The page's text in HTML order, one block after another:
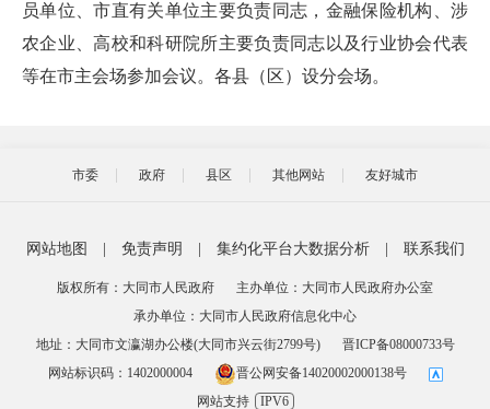
员单位、市直有关单位主要负责同志，金融保险机构、涉
农企业、高校和科研院所主要负责同志以及行业协会代表
等在市主会场参加会议。各县（区）设分会场。
市委 政府 县区 其他网站 友好城市
网站地图 免责声明 集约化平台大数据分析 联系我们
版权所有：大同市人民政府
主办单位：大同市人民政府办公室
承办单位：大同市人民政府信息化中心
地址：大同市文瀛湖办公楼(大同市兴云街2799号)
晋ICP备08000733号
网站标识码：1402000004
晋公网安备14020002000138号
网站支持
IPV6